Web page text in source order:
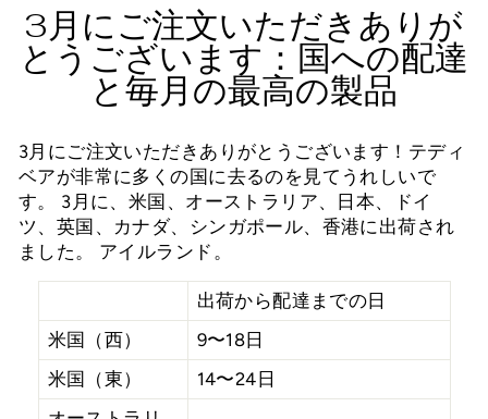
3月にご注文いただきありが
とうございます：国への配達
と毎月の最高の製品
3月にご注文いただきありがとうございます！テディ
ベアが非常に多くの国に去るのを見てうれしいで
す。 3月に、米国、オーストラリア、日本、ドイ
ツ、英国、カナダ、シンガポール、香港に出荷され
ました。 アイルランド。
出荷から配達までの日
米国（西）
9〜18日
米国（東）
14〜24日